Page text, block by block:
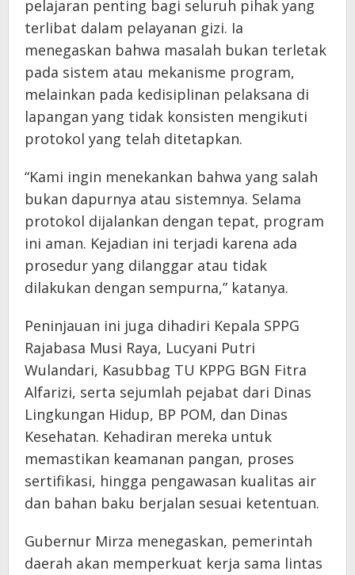
pelajaran penting bagi seluruh pihak yang
terlibat dalam pelayanan gizi. Ia
menegaskan bahwa masalah bukan terletak
pada sistem atau mekanisme program,
melainkan pada kedisiplinan pelaksana di
lapangan yang tidak konsisten mengikuti
protokol yang telah ditetapkan.
“Kami ingin menekankan bahwa yang salah
bukan dapurnya atau sistemnya. Selama
protokol dijalankan dengan tepat, program
ini aman. Kejadian ini terjadi karena ada
prosedur yang dilanggar atau tidak
dilakukan dengan sempurna,” katanya.
Peninjauan ini juga dihadiri Kepala SPPG
Rajabasa Musi Raya, Lucyani Putri
Wulandari, Kasubbag TU KPPG BGN Fitra
Alfarizi, serta sejumlah pejabat dari Dinas
Lingkungan Hidup, BP POM, dan Dinas
Kesehatan. Kehadiran mereka untuk
memastikan keamanan pangan, proses
sertifikasi, hingga pengawasan kualitas air
dan bahan baku berjalan sesuai ketentuan.
Gubernur Mirza menegaskan, pemerintah
daerah akan memperkuat kerja sama lintas